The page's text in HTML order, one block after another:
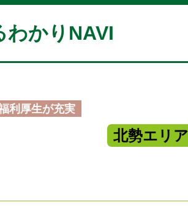
わかりNAVI
利厚生が充実
北勢エリア